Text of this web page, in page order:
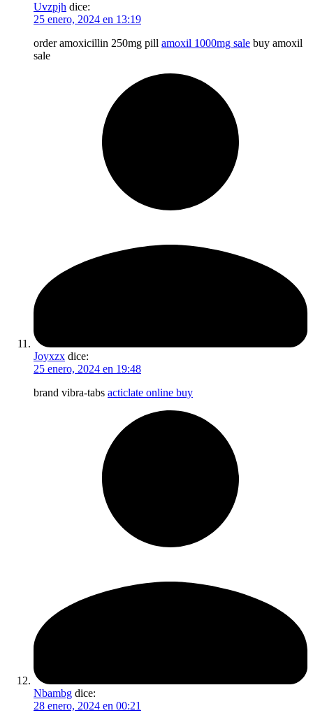
Uvzpjh dice:
25 enero, 2024 en 13:19
order amoxicillin 250mg pill amoxil 1000mg sale buy amoxil
sale
Joyxzx dice:
25 enero, 2024 en 19:48
brand vibra-tabs acticlate online buy
Nbambg dice:
28 enero, 2024 en 00:21